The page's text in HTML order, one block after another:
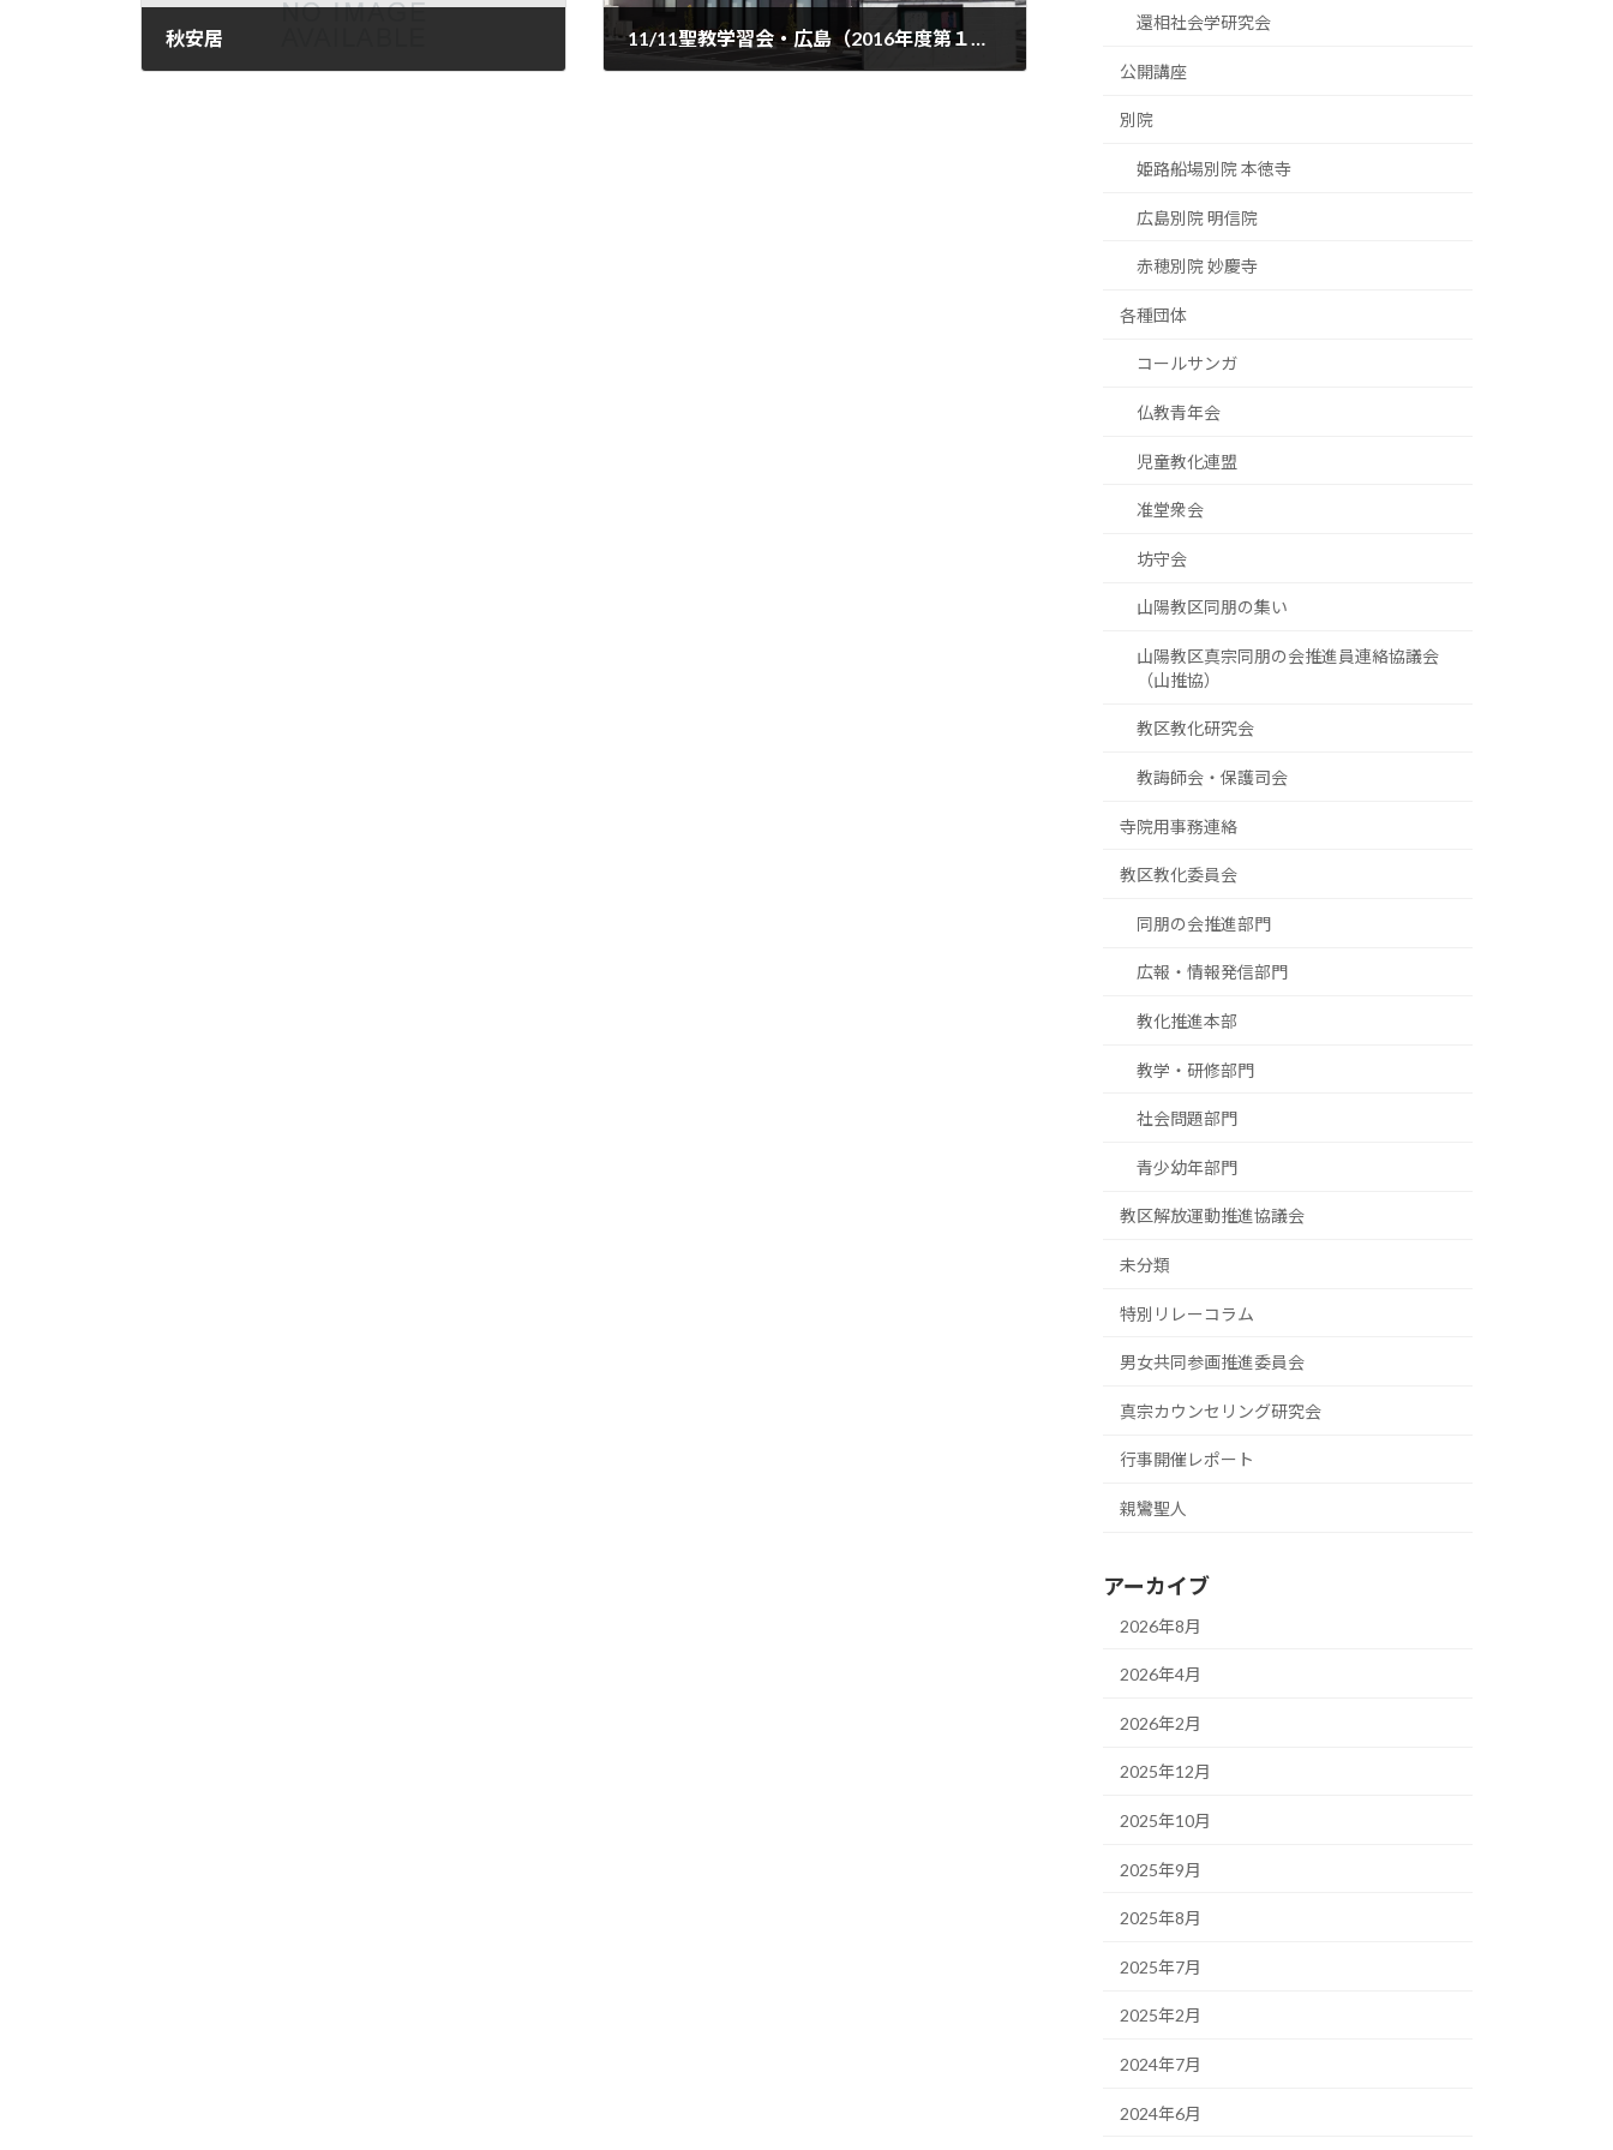
秋安居 11/11聖教学習会・広島（2016年度第１回）
還相社会学研究会
公開講座
別院
姫路船場別院 本徳寺
広島別院 明信院
赤穂別院 妙慶寺
各種団体
コールサンガ
仏教青年会
児童教化連盟
准堂衆会
坊守会
山陽教区同朋の集い
山陽教区真宗同朋の会推進員連絡協議会
（山推協）
教区教化研究会
教誨師会・保護司会
寺院用事務連絡
教区教化委員会
同朋の会推進部門
広報・情報発信部門
教化推進本部
教学・研修部門
社会問題部門
青少幼年部門
教区解放運動推進協議会
未分類
特別リレーコラム
男女共同参画推進委員会
真宗カウンセリング研究会
行事開催レポート
親鸞聖人
アーカイブ
2026年8月
2026年4月
2026年2月
2025年12月
2025年10月
2025年9月
2025年8月
2025年7月
2025年2月
2024年7月
2024年6月